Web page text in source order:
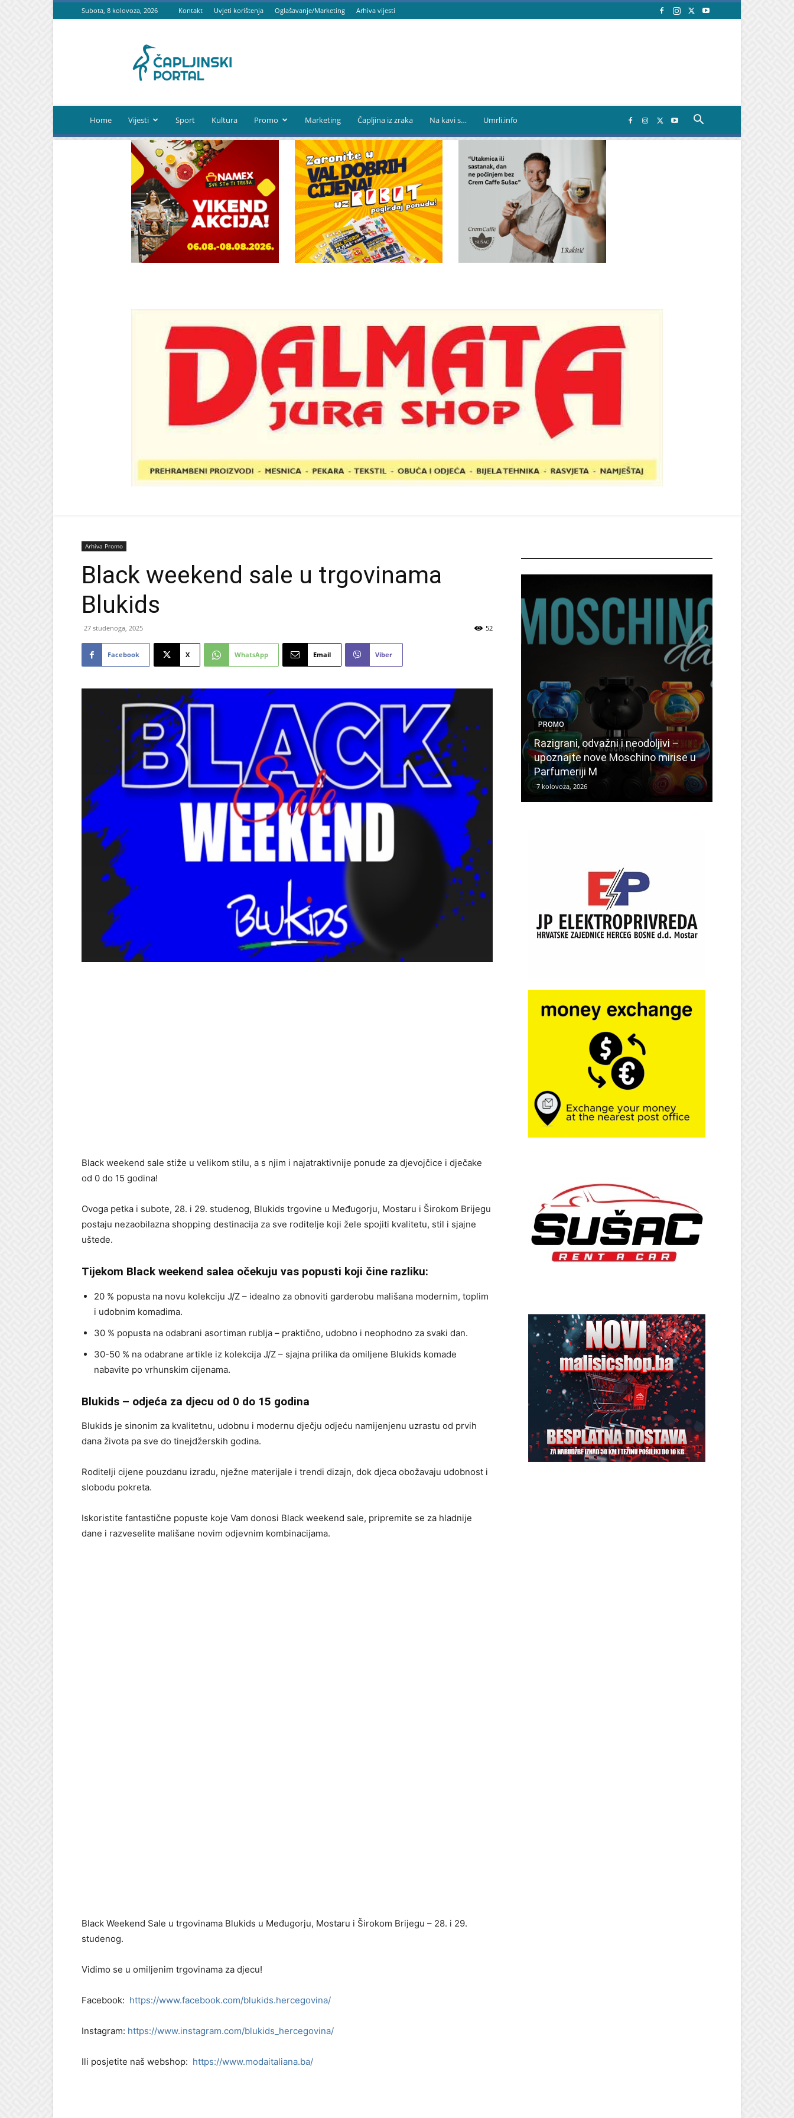
Subota, 8 kolovoza, 2026 Kontakt Uvjeti korištenja Oglašavanje/Marketing Arhiva vijesti
portal
Home Vijesti Sport Kultura Promo Marketing Čapljina iz zraka Na kavi s… Umrli.info
Arhiva Promo
Black weekend sale u trgovinama
Blukids
27 studenoga, 2025 52
Facebook X WhatsApp Email Viber
Black weekend sale stiže u velikom stilu, a s njim i najatraktivnije ponude za djevojčice i dječake
od 0 do 15 godina!
Ovoga petka i subote, 28. i 29. studenog, Blukids trgovine u Međugorju, Mostaru i Širokom Brijegu
postaju nezaobilazna shopping destinacija za sve roditelje koji žele spojiti kvalitetu, stil i sjajne
uštede.
Tijekom Black weekend salea očekuju vas popusti koji čine razliku:
20 % popusta na novu kolekciju J/Z – idealno za obnoviti garderobu mališana modernim, toplim
i udobnim komadima.
30 % popusta na odabrani asortiman rublja – praktično, udobno i neophodno za svaki dan.
30-50 % na odabrane artikle iz kolekcija J/Z – sjajna prilika da omiljene Blukids komade
nabavite po vrhunskim cijenama.
Blukids – odjeća za djecu od 0 do 15 godina
Blukids je sinonim za kvalitetnu, udobnu i modernu dječju odjeću namijenjenu uzrastu od prvih
dana života pa sve do tinejdžerskih godina.
Roditelji cijene pouzdanu izradu, nježne materijale i trendi dizajn, dok djeca obožavaju udobnost i
slobodu pokreta.
Iskoristite fantastične popuste koje Vam donosi Black weekend sale, pripremite se za hladnije
dane i razveselite mališane novim odjevnim kombinacijama.
Black Weekend Sale u trgovinama Blukids u Međugorju, Mostaru i Širokom Brijegu – 28. i 29.
studenog.
Vidimo se u omiljenim trgovinama za djecu!
Facebook: https://www.facebook.com/blukids.hercegovina/
Instagram: https://www.instagram.com/blukids_hercegovina/
Ili posjetite naš webshop: https://www.modaitaliana.ba/
PROMO
Razigrani, odvažni i neodoljivi –
upoznajte nove Moschino mirise u
Parfumeriji M
7 kolovoza, 2026